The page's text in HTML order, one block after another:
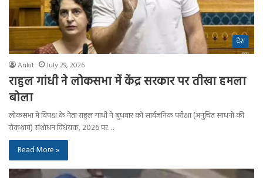
देश
Ankit July 29, 2026
राहुल गांधी ने लोकसभा में केंद्र सरकार पर तीखा हमला
बोला
लोकसभा में विपक्ष के नेता राहुल गांधी ने बुधवार को सार्वजनिक परीक्षा (अनुचित साधनों की
रोकथाम) संशोधन विधेयक, 2026 पर…
Read More »